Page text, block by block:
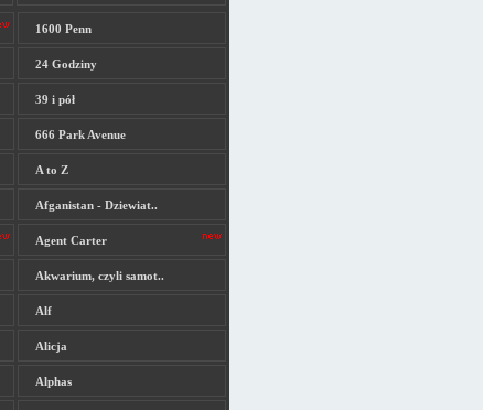
1600 Penn
24 Godziny
39 i pół
666 Park Avenue
A to Z
Afganistan - Dziewiat..
Agent Carter
Akwarium, czyli samot..
Alf
Alicja
Alphas